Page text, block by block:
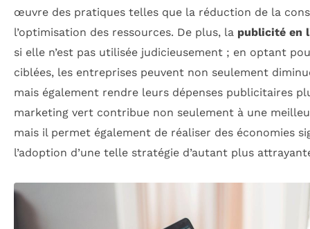
œuvre des pratiques telles que la réduction de la
l’optimisation des ressources. De plus, la publicité en
si elle n’est pas utilisée judicieusement ; en optant
ciblées, les entreprises peuvent non seulement
mais également rendre leurs dépenses publicitaires
marketing vert contribue non seulement à une
mais il permet également de réaliser des économies
l’adoption d’une telle stratégie d’autant plus